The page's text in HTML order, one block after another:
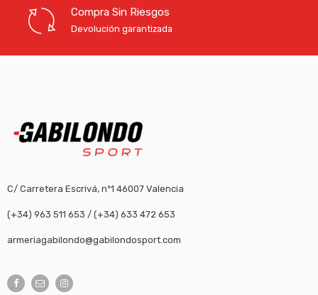
Compra Sin Riesgos
Devolución garantizada
C/ Carretera Escrivá, nº1 46007 Valencia
(+34) 963 511 653 / (+34) 633 472 653
armeriagabilondo@gabilondosport.com